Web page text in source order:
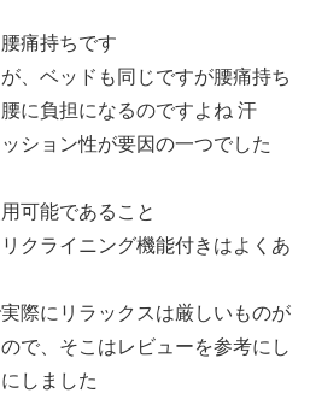
痛持ちです
、ベッドも同じですが腰痛持ち
に負担になるのですよね 汗
ション性が要因の一つでした
可能であること
クライニング機能付きはよくあ
際にリラックスは厳しいものが
で、そこはレビューを参考にし
しました